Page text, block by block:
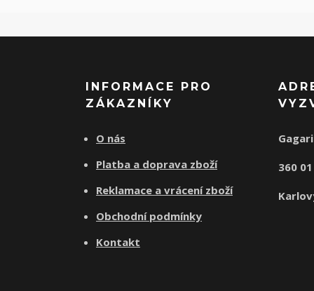
INFORMACE PRO
ZÁKAZNÍKY
O nás
Platba a doprava zboží
Reklamace a vrácení zboží
Obchodní podmínky
Kontakt
360